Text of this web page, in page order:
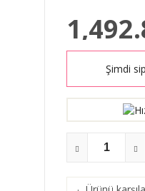
Şimdi